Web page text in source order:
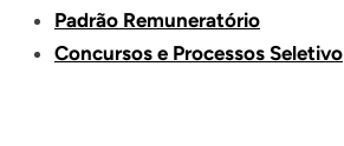
Padrão Remuneratório
Concursos e Processos Seletivo